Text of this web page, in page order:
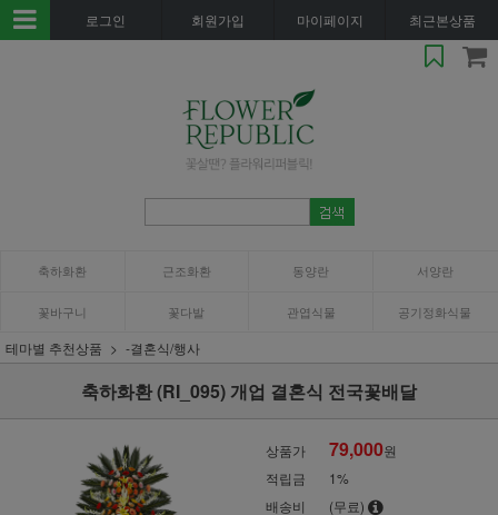
로그인 회원가입 마이페이지 최근본상품
축하화환 근조화환 동양란 서양란
꽃바구니 꽃다발 관엽식물 공기정화식물
테마별 추천상품 -결혼식/행사
축하화환 (RI_095) 개업 결혼식 전국꽃배달
상품가 79,000원
적립금
1%
배송비
(무료)